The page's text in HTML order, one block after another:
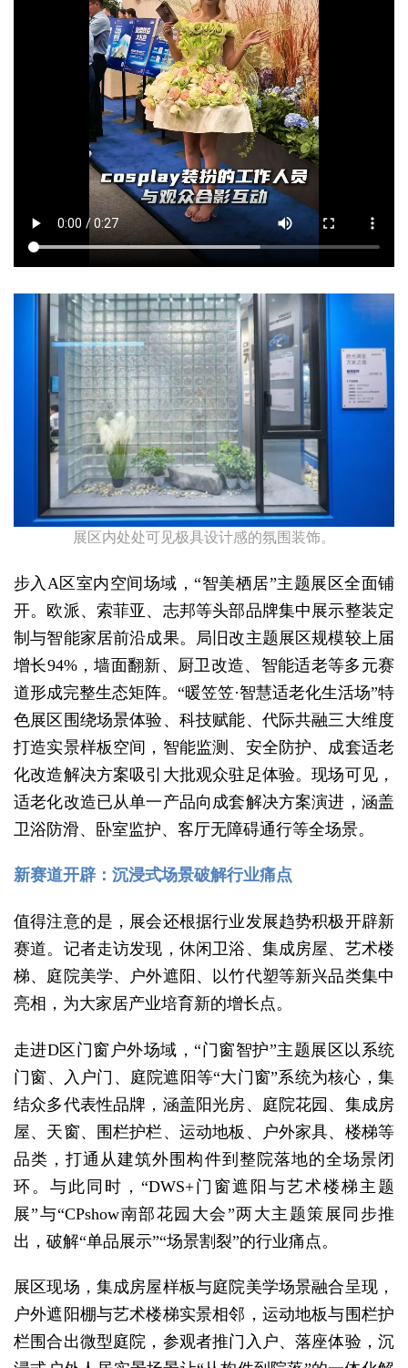
展区内处处可见极具设计感的氛围装饰。
步入A区室内空间场域，“智美栖居”主题展区全面铺
开。欧派、索菲亚、志邦等头部品牌集中展示整装定
制与智能家居前沿成果。局旧改主题展区规模较上届
增长94%，墙面翻新、厨卫改造、智能适老等多元赛
道形成完整生态矩阵。“暖笠笠·智慧适老化生活场”特
色展区围绕场景体验、科技赋能、代际共融三大维度
打造实景样板空间，智能监测、安全防护、成套适老
化改造解决方案吸引大批观众驻足体验。现场可见，
适老化改造已从单一产品向成套解决方案演进，涵盖
卫浴防滑、卧室监护、客厅无障碍通行等全场景。
新赛道开辟：沉浸式场景破解行业痛点
值得注意的是，展会还根据行业发展趋势积极开辟新
赛道。记者走访发现，休闲卫浴、集成房屋、艺术楼
梯、庭院美学、户外遮阳、以竹代塑等新兴品类集中
亮相，为大家居产业培育新的增长点。
走进D区门窗户外场域，“门窗智护”主题展区以系统
门窗、入户门、庭院遮阳等“大门窗”系统为核心，集
结众多代表性品牌，涵盖阳光房、庭院花园、集成房
屋、天窗、围栏护栏、运动地板、户外家具、楼梯等
品类，打通从建筑外围构件到整院落地的全场景闭
环。与此同时，“DWS+门窗遮阳与艺术楼梯主题
展”与“CPshow南部花园大会”两大主题策展同步推
出，破解“单品展示”“场景割裂”的行业痛点。
展区现场，集成房屋样板与庭院美学场景融合呈现，
户外遮阳棚与艺术楼梯实景相邻，运动地板与围栏护
栏围合出微型庭院，参观者推门入户、落座体验，沉